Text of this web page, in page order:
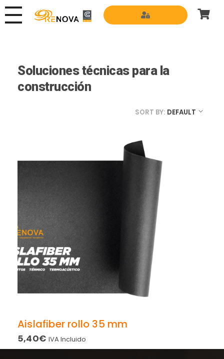
Soluciones técnicas para la
construcción
SORT BY: DEFAULT
Aislafiber rollo 35 mm
5,40€ IVA Incluido